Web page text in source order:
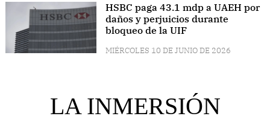
HSBC paga 43.1 mdp a UAEH por
daños y perjuicios durante
bloqueo de la UIF
MIÉRCOLES 10 DE JUNIO DE 2026
LA INMERSIÓN